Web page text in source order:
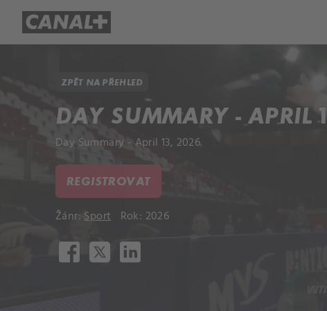
ZPĚT NA PŘEHLED
DAY SUMMARY - APRIL
Day Summary - April 13, 2026.
REGISTROVAT
Žánr:Sport Rok: 2026